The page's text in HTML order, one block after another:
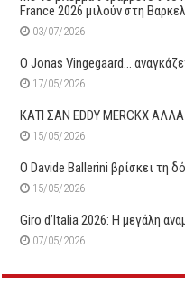
France 2026 μιλούν στη
03/07/2026
O Jonas Vingegaard…
17/05/2026
ΚΑΤΙ ΣΑΝ EDDY MERCKX
15/05/2026
O Davide Ballerini βρίσκει τη
15/05/2026
Giro d’Italia 2026: Η μεγάλη
07/05/2026